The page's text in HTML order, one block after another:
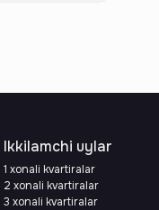
Ikkilamchi uylar
1 xonali kvartiralar
2 xonali kvartiralar
3 xonali kvartiralar